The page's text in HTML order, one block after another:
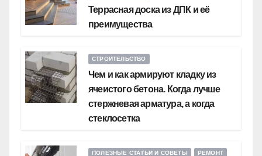
Террасная доска из ДПК и её
преимущества
СТРОИТЕЛЬСТВО
Чем и как армируют кладку из
ячеистого бетона. Когда лучше
стержневая арматура, а когда
стеклосетка
ПОЛЕЗНЫЕ СТАТЬИ И СОВЕТЫ
РЕМОНТ